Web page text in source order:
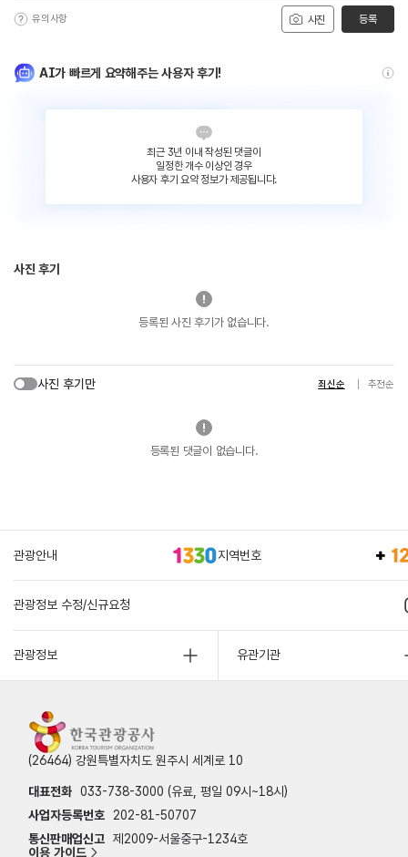
사진
유의사항 등록
AI가 빠르게 요약해주는 사용자 후기!
최근 3년 이내 작성된 댓글이
일정한 개수 이상인 경우
사용자 후기 요약 정보가 제공됩니다.
사진 후기
등록된 사진 후기가 없습니다.
사진 후기만 최신순 추천순
등록된 댓글이 없습니다.
관광안내 지역번호
관광정보 수정/신규요청
관광정보 유관기관
(26464) 강원특별자치도 원주시 세계로 10
대표전화 033-738-3000 (유료, 평일 09시~18시)
사업자등록번호
202-81-50707
통신판매업신고 제2009-서울중구-1234호
이용 가이드